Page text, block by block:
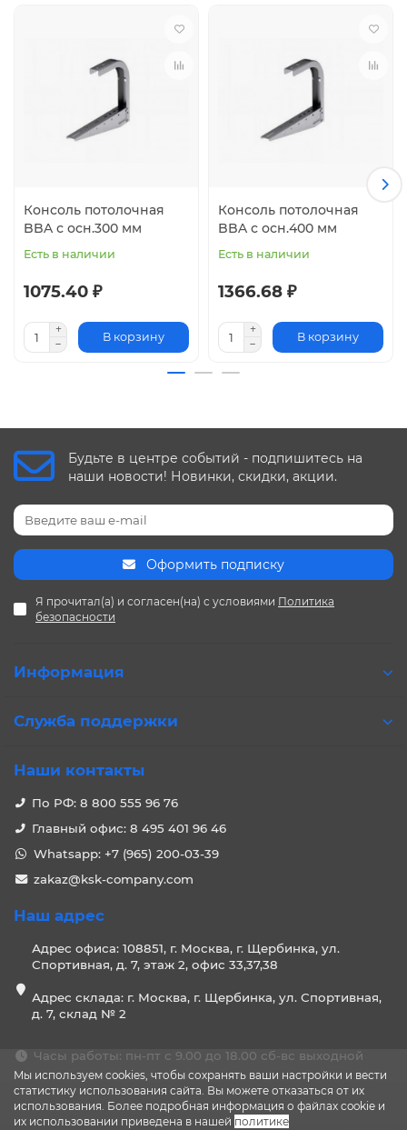
Консоль потолочная
BBA с осн.300 мм
Есть в наличии
1075.40 ₽
В корзину
Консоль потолочная
BBA с осн.400 мм
Есть в наличии
1366.68 ₽
В корзину
Мы используем cookies, чтобы сохранять ваши настройки и вести
статистику использования сайта. Вы можете отказаться от их
использования. Более подробная информация о файлах cookie и
их использовании приведена в нашей политике
Будьте в центре событий - подпишитесь на
наши новости! Новинки, скидки, акции.
Оформить подписку
Я прочитал(а) и согласен(на) с условиями Политика
безопасности
Информация
Служба поддержки
Наши контакты
По РФ: 8 800 555 96 76
Главный офис: 8 495 401 96 46
Whatsapp: +7 (965) 200-03-39
zakaz@ksk-company.com
Наш адрес
Адрес офиса: 108851, г. Москва, г. Щербинка, ул.
Спортивная, д. 7, этаж 2, офис 33,37,38
Адрес склада: г. Москва, г. Щербинка, ул. Спортивная,
д. 7, склад № 2
Часы работы: пн-пт с 9.00 до 18.00 сб-вс выходной